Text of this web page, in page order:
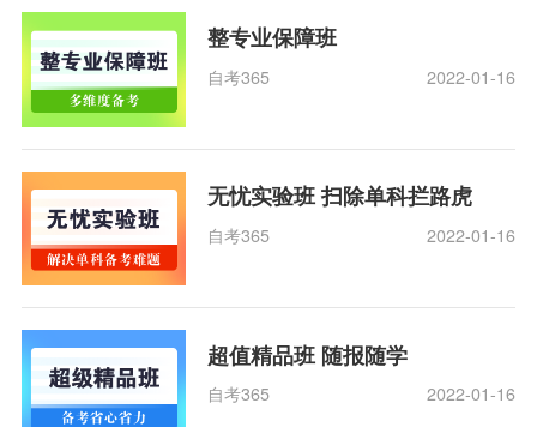
整专业保障班
自考365 2022-01-16
无忧实验班 扫除单科拦路虎
自考365 2022-01-16
超值精品班 随报随学
自考365 2022-01-16